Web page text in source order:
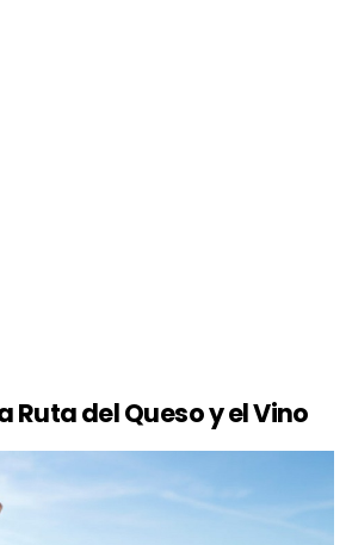
Ruta del Queso y el Vino